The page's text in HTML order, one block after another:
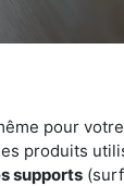
pour
produits
supports